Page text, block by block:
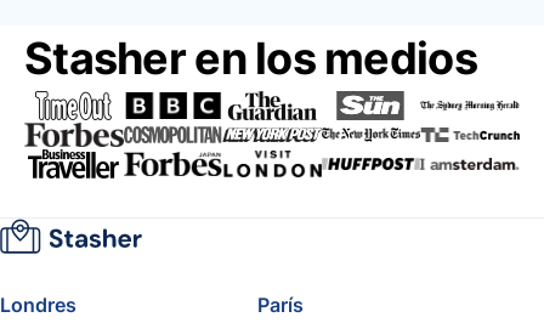
Stasher en los medios
Londres
París